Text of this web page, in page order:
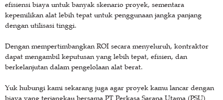
efisiensi biaya untuk banyak skenario proyek, sementara
kepemilikan alat lebih tepat untuk penggunaan jangka panjang
dengan utilisasi tinggi.
Dengan mempertimbangkan ROI secara menyeluruh, kontraktor
dapat mengambil keputusan yang lebih tepat, efisien, dan
berkelanjutan dalam pengelolaan alat berat.
Yuk hubungi kami sekarang juga agar proyek kamu lancar dengan
biaya yang terjangkau bersama PT Perkasa Sarana Utama (PSU)